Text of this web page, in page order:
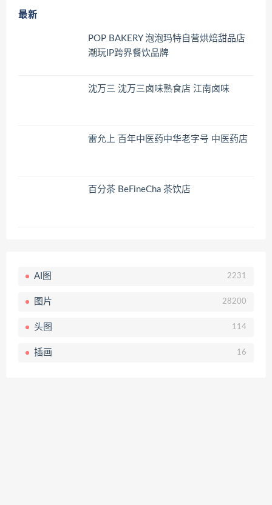
最新
POP BAKERY 泡泡玛特自营烘焙甜品店
潮玩IP跨界餐饮品牌
沈万三 沈万三卤味熟食店 江南卤味
雷允上 百年中医药中华老字号 中医药店
百分茶 BeFineCha 茶饮店
AI图 2231
图片 28200
头图 114
插画 16